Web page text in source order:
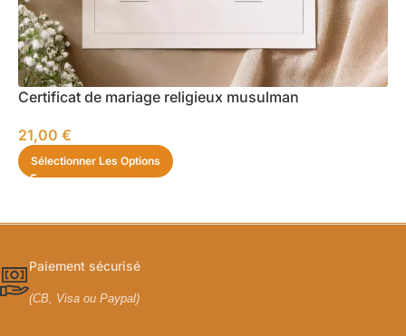
Certificat de mariage religieux musulman
21,00 €
Sélectionner Les Options
Paiement sécurisé
(CB, Visa ou Paypal)